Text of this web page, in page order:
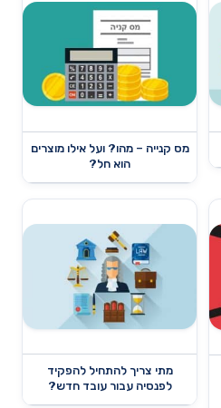
מס קנייה – מהו? ועל אילו מוצרים
הוא חל?
מתי צריך להתחיל להפקיד
לפנסיה עבור עובד חדש?